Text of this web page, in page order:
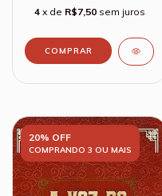
4 x de R$7,50 sem juros
20% OFF
COMPRANDO 3 OU MAIS